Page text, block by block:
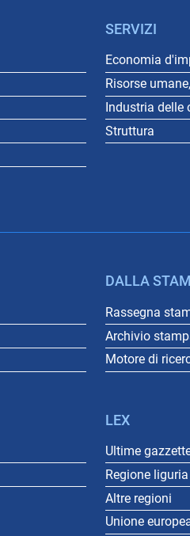
SERVIZI
Economia
Risorse
Industria delle
Struttura
DALLA
Rassegna
Archivio
Motore di
LEX
Ultime
Regione liguria
Altre regioni
Unione